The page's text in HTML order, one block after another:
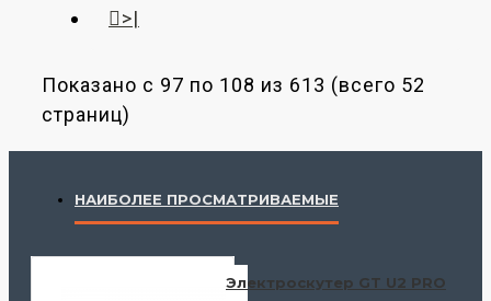
>|
Показано с 97 по 108 из 613 (всего 52
страниц)
НАИБОЛЕЕ ПРОСМАТРИВАЕМЫЕ
Электроскутер GT U2 PRO